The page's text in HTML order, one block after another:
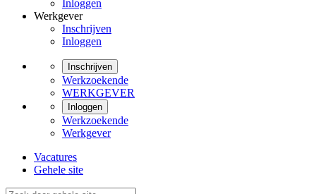
Inloggen
Werkgever
Inschrijven
Inloggen
Inschrijven
Werkzoekende
WERKGEVER
Inloggen
Werkzoekende
Werkgever
Vacatures
Gehele site